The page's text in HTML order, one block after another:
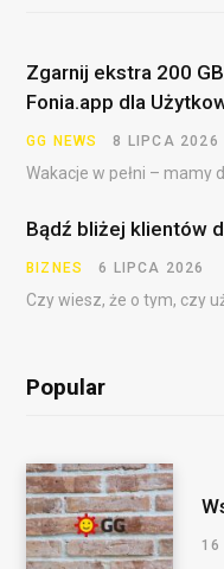
Zgarnij ekstra 200
Fonia.app dla
GG NEWS 8 LIPCA 2026
Bądź bliżej klientów
BIZNES 6 LIPCA 2026
Popular
16